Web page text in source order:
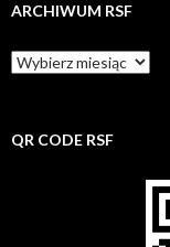
ARCHIWUM RSF
Archiwum
rsf
QR CODE RSF